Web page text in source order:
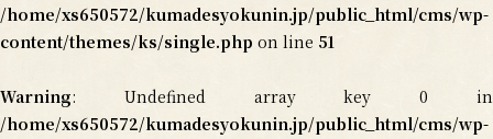
/home/xs650572/kumadesyokunin.jp/public_html/cms/wp-
content/themes/ks/single.php on line 51
Warning: Undefined array key 0 in
/home/xs650572/kumadesyokunin.jp/public_html/cms/wp-